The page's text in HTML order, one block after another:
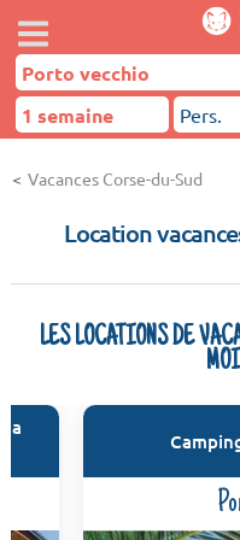
Vacances Corse-du-Sud
Location
LES LOCATIONS DE